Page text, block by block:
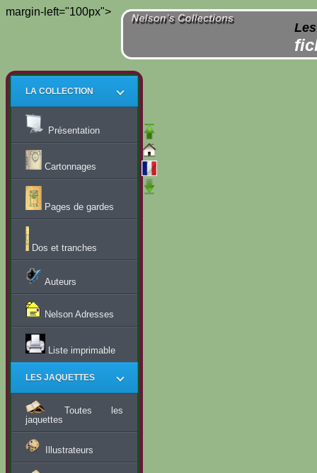
margin-left="100px">
LA COLLECTION
Présentation
Cartonnages
Pages de gardes
Dos et tranches
Auteurs
Nelson Adresses
Liste imprimable
LES JAQUETTES
Toutes les
jaquettes
Illustrateurs